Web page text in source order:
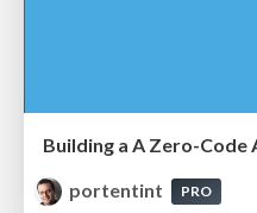
Building a A Zero-Code
portentint
PRO